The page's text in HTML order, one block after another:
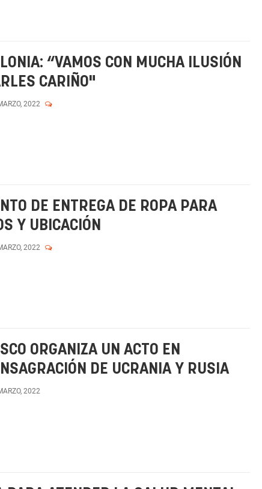
“VAMOS CON MUCHA ILUSIÓN
CARIÑO"
2022
DE ENTREGA DE ROPA PARA
Y UBICACIÓN
2022
ORGANIZA UN ACTO EN
DE UCRANIA Y RUSIA
2022